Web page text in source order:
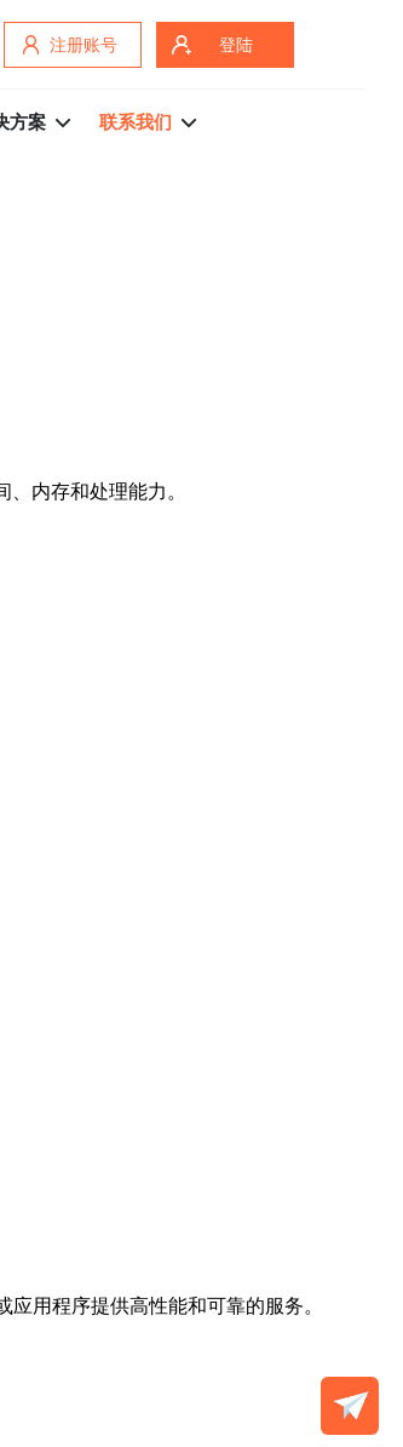
注册账号 登陆
方案 联系我们
内存和处理能力。
用程序提供高性能和可靠的服务。